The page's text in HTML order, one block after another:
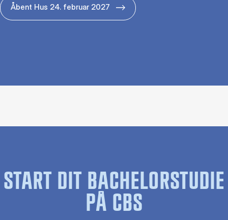
Åbent Hus 24. februar 2027
START DIT BACHELORSTUDIE
PÅ CBS